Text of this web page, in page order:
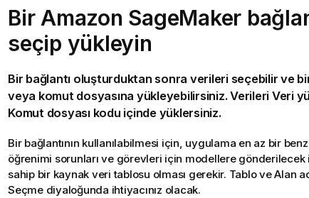
Bir Amazon SageMaker
seçip yükleyin
Bir bağlantı oluşturduktan sonra verileri seçebilir ve
veya komut dosyasına yükleyebilirsiniz. Verileri Veri
Komut dosyası kodu içinde yüklersiniz.
Bir bağlantının kullanılabilmesi için, uygulama en az bir
öğrenimi sorunları ve görevleri için modellere gönderilecek
sahip bir kaynak veri tablosu olması gerekir. Tablo ve Alan
Seçme diyaloğunda ihtiyacınız olacak.